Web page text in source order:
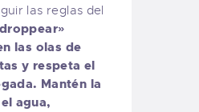
las reglas del
las olas de
y respeta el
Mantén la
agua,